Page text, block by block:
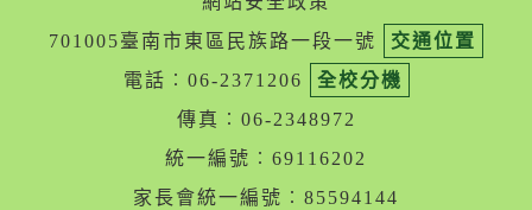
701005臺南市東區民族路一段一號
交通位置
電話︰06-2371206
全校分機
傳真︰06-2348972
統一編號︰69116202
家長會統一編號︰85594144